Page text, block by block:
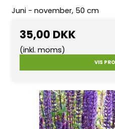
Juni - november, 50 cm
35,00 DKK
(inkl. moms)
VIS